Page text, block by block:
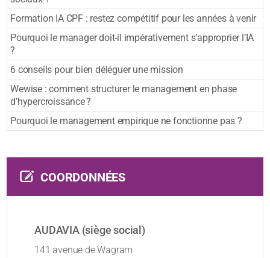
Formation IA CPF : restez compétitif pour les années à venir
Pourquoi le manager doit-il impérativement s’approprier l’IA
?
6 conseils pour bien déléguer une mission
Wewise : comment structurer le management en phase
d’hypercroissance ?
Pourquoi le management empirique ne fonctionne pas ?
COORDONNÉES
AUDAVIA (siège social)
141 avenue de Wagram